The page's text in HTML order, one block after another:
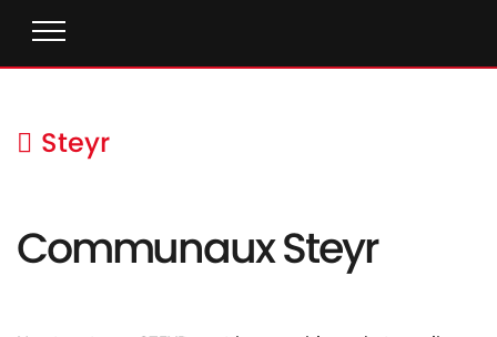
Steyr
Communaux Steyr